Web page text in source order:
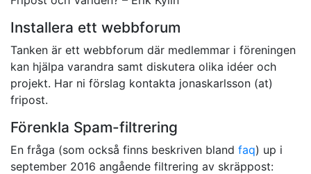
Installera ett webbforum
Tanken är ett webbforum där medlemmar i föreningen
kan hjälpa varandra samt diskutera olika idéer och
projekt. Har ni förslag kontakta jonaskarlsson (at)
fripost.
Förenkla Spam-filtrering
En fråga (som också finns beskriven bland faq) up i
september 2016 angående filtrering av skräppost: